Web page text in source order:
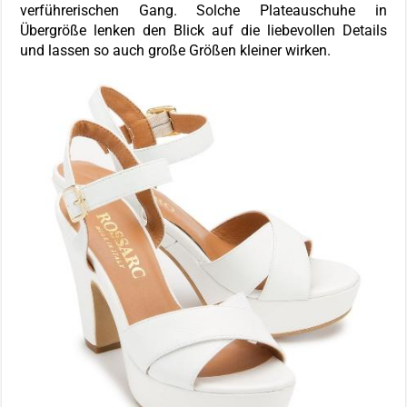
verführerischen Gang. Solche Plateauschuhe in
Übergröße lenken den Blick auf die liebevollen Details
und lassen so auch große Größen kleiner wirken.